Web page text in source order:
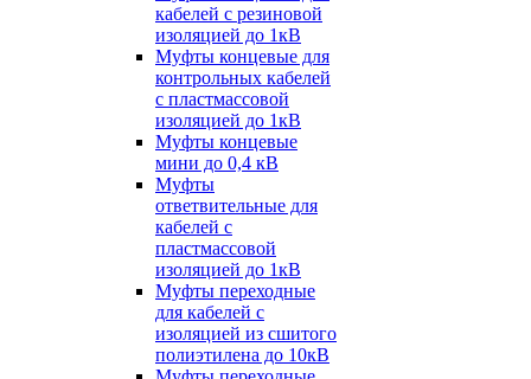
кабелей с резиновой
изоляцией до 1кВ
Муфты концевые для
контрольных кабелей
с пластмассовой
изоляцией до 1кВ
Муфты концевые
мини до 0,4 кВ
Муфты
ответвительные для
кабелей с
пластмассовой
изоляцией до 1кВ
Муфты переходные
для кабелей с
изоляцией из сшитого
полиэтилена до 10кВ